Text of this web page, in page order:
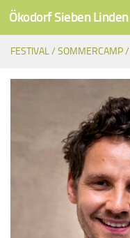
Unter dem Inhalt
Ökodorf Sieben Linden
FESTIVAL /SOMMERCAMP /